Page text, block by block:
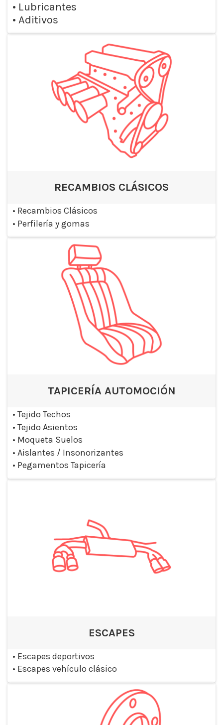
• Lubricantes
• Aditivos
RECAMBIOS CLÁSICOS
• Recambios Clásicos
• Perfilería y gomas
TAPICERÍA AUTOMOCIÓN
• Tejido Techos
• Tejido Asientos
• Moqueta Suelos
• Aislantes / Insonorizantes
• Pegamentos Tapicería
ESCAPES
• Escapes deportivos
• Escapes vehículo clásico